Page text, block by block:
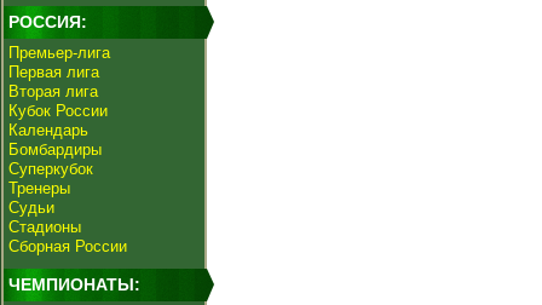
РОССИЯ:
Премьер-лига
Первая лига
Вторая лига
Кубок России
Календарь
Бомбардиры
Суперкубок
Тренеры
Судьи
Стадионы
Сборная России
ЧЕМПИОНАТЫ: